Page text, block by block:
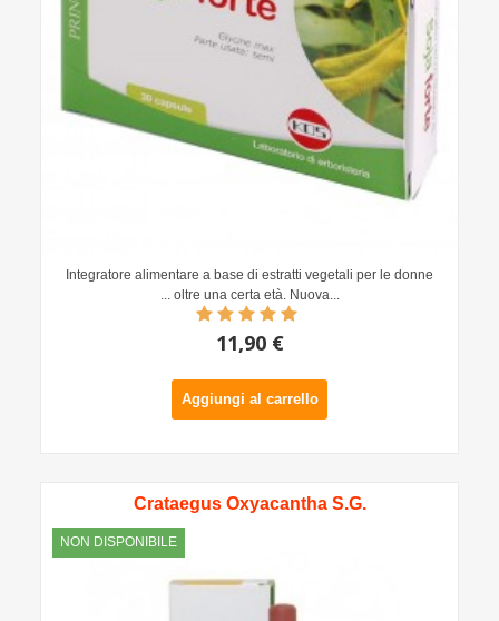
Integratore alimentare a base di estratti vegetali per le donne
... oltre una certa età. Nuova...
11,90 €
Aggiungi al carrello
NON DISPONIBILE
Crataegus Oxyacantha S.G.